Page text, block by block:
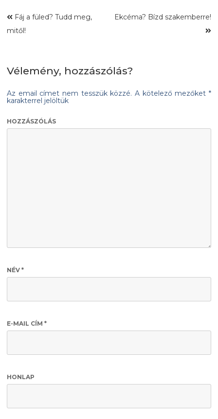
Fáj a füled? Tudd meg,
mitől!
Ekcéma? Bízd szakemberre!
Vélemény, hozzászólás?
Az email címet nem tesszük közzé. A kötelező mezőket*
karakterrel jelöltük
HOZZÁSZÓLÁS
NÉV *
E-MAIL CÍM *
HONLAP